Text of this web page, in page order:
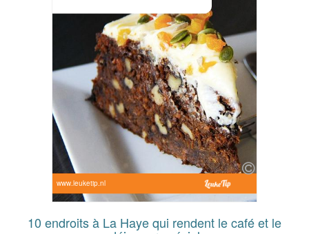
www.leuketip.nl
10 endroits à La Haye qui rendent le café et le